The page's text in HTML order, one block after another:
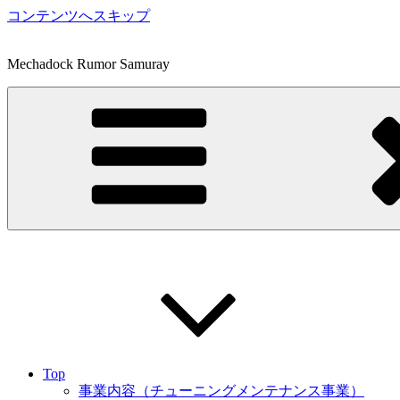
コンテンツへスキップ
Mechadock Rumor Samuray
Top
事業内容（チューニングメンテナンス事業）